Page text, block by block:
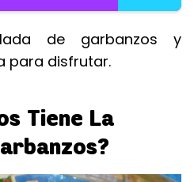
de garbanzos y
para disfrutar.
Tiene La